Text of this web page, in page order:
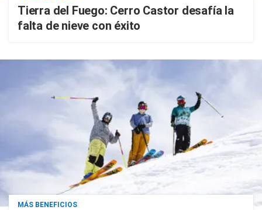
Tierra del Fuego: Cerro Castor desafía la
falta de nieve con éxito
MÁS BENEFICIOS